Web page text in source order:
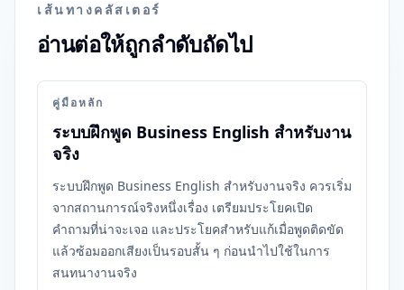
เส้นทางคลัสเตอร์
อ่านต่อให้ถูกลำดับถัดไป
คู่มือหลัก
ระบบฝึกพูด Business English สำหรับงาน
จริง
ระบบฝึกพูด Business English สำหรับงานจริง ควรเริ่ม
จากสถานการณ์จริงหนึ่งเรื่อง เตรียมประโยคเปิด
คำถามที่น่าจะเจอ และประโยคสำหรับแก้เมื่อพูดติดขัด
แล้วซ้อมออกเสียงเป็นรอบสั้น ๆ ก่อนนำไปใช้ในการ
สนทนางานจริง